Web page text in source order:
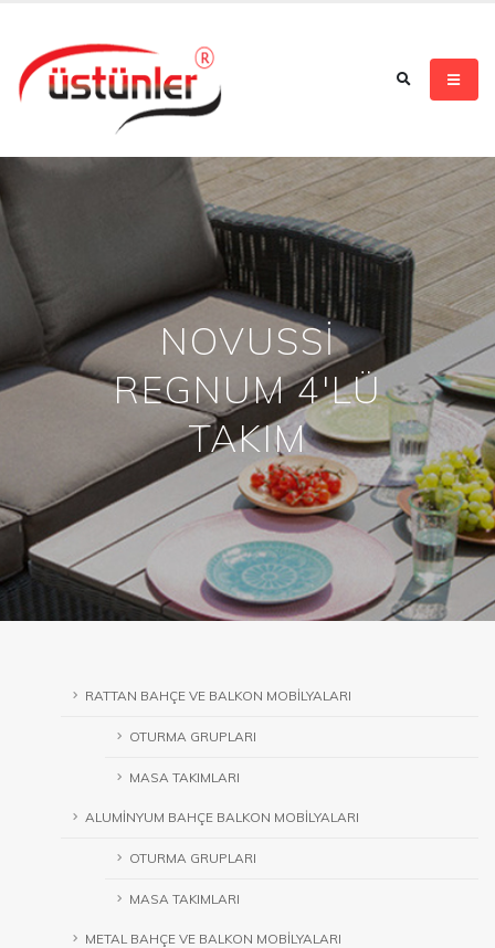
NOVUSSİ
REGNUM 4'LÜ
TAKIM
RATTAN BAHÇE VE BALKON MOBİLYALARI
OTURMA GRUPLARI
MASA TAKIMLARI
ALUMİNYUM BAHÇE BALKON MOBİLYALARI
OTURMA GRUPLARI
MASA TAKIMLARI
METAL BAHÇE VE BALKON MOBİLYALARI